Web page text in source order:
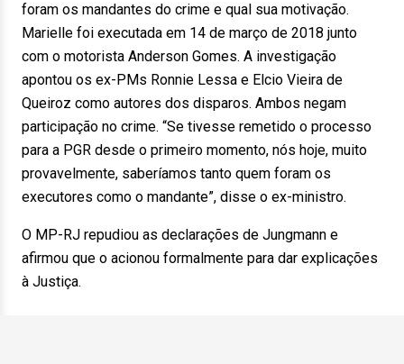
foram os mandantes do crime e qual sua motivação.
Marielle foi executada em 14 de março de 2018 junto
com o motorista Anderson Gomes. A investigação
apontou os ex-PMs Ronnie Lessa e Elcio Vieira de
Queiroz como autores dos disparos. Ambos negam
participação no crime. “Se tivesse remetido o processo
para a PGR desde o primeiro momento, nós hoje, muito
provavelmente, saberíamos tanto quem foram os
executores como o mandante”, disse o ex-ministro.
O MP-RJ repudiou as declarações de Jungmann e
afirmou que o acionou formalmente para dar explicações
à Justiça.